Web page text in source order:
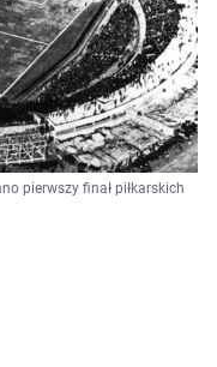
pierwszy finał piłkarskich